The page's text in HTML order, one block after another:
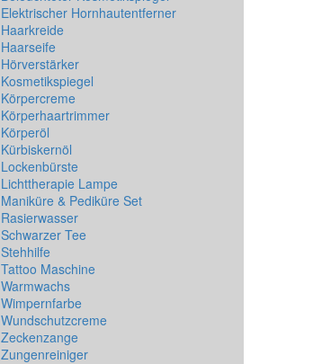
Elektrischer Hornhautentferner
Haarkreide
Haarseife
Hörverstärker
Kosmetikspiegel
Körpercreme
Körperhaartrimmer
Körperöl
Kürbiskernöl
Lockenbürste
Lichttherapie Lampe
Maniküre & Pediküre Set
Rasierwasser
Schwarzer Tee
Stehhilfe
Tattoo Maschine
Warmwachs
Wimpernfarbe
Wundschutzcreme
Zeckenzange
Zungenreiniger